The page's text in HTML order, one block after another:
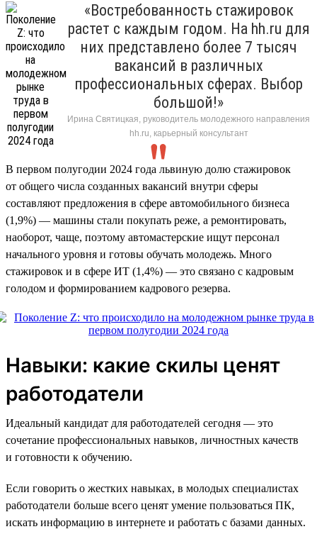
«Востребованность стажировок
растет с каждым годом. На hh.ru для
них представлено более 7 тысяч
вакансий в различных
профессиональных сферах. Выбор
большой!»
Ирина Святицкая, руководитель молодежного направления
hh.ru, карьерный консультант
В первом полугодии 2024 года львиную долю стажировок
от общего числа созданных вакансий внутри сферы
составляют предложения в сфере автомобильного бизнеса
(1,9%) — машины стали покупать реже, а ремонтировать,
наоборот, чаще, поэтому автомастерские ищут персонал
начального уровня и готовы обучать молодежь. Много
стажировок и в сфере ИТ (1,4%) — это связано с кадровым
голодом и формированием кадрового резерва.
Навыки: какие скилы ценят
работодатели
Идеальный кандидат для работодателей сегодня — это
сочетание профессиональных навыков, личностных качеств
и готовности к обучению.
Если говорить о жестких навыках, в молодых специалистах
работодатели больше всего ценят умение пользоваться ПК,
искать информацию в интернете и работать с базами данных.